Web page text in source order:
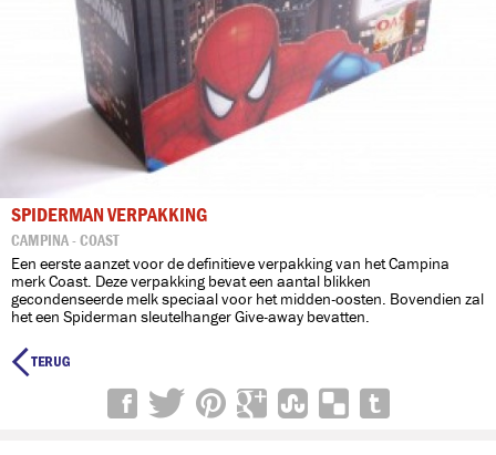
SPIDERMAN VERPAKKING
CAMPINA - COAST
Een eerste aanzet voor de definitieve verpakking van het Campina
merk Coast. Deze verpakking bevat een aantal blikken
gecondenseerde melk speciaal voor het midden-oosten. Bovendien zal
het een Spiderman sleutelhanger Give-away bevatten.
